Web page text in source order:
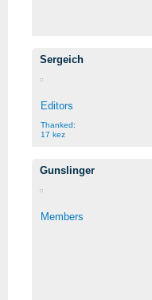
Sergeich
Editors
Thanked:
17 kez
Gunslinger
Members